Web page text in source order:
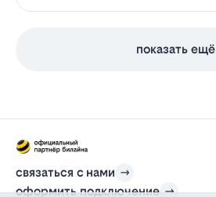
показать ещё
связаться с нами
оформить подключение